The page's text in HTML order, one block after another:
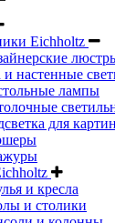
Eichholtz
и настенные
лампы
для картин
и кресла
и столики